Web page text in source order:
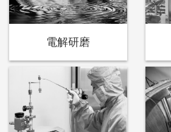
電解研磨